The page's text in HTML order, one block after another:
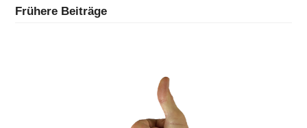
Frühere Beiträge